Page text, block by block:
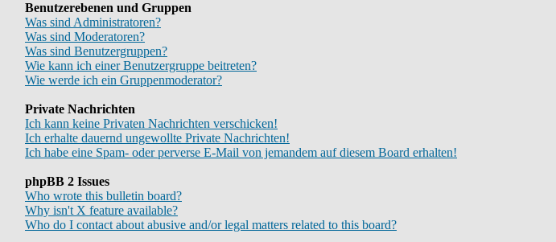
Benutzerebenen und Gruppen
Was sind Administratoren?
Was sind Moderatoren?
Was sind Benutzergruppen?
Wie kann ich einer Benutzergruppe beitreten?
Wie werde ich ein Gruppenmoderator?
Private Nachrichten
Ich kann keine Privaten Nachrichten verschicken!
Ich erhalte dauernd ungewollte Private Nachrichten!
Ich habe eine Spam- oder perverse E-Mail von jemandem auf diesem Board erhalten!
phpBB 2 Issues
Who wrote this bulletin board?
Why isn't X feature available?
Who do I contact about abusive and/or legal matters related to this board?